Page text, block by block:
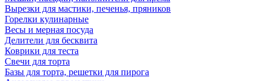
Вырезки для мастики, печенья, пряников
Горелки кулинарные
Весы и мерная посуда
Делители для бесквита
Коврики для теста
Свечи для торта
Базы для торта, решетки для пирога